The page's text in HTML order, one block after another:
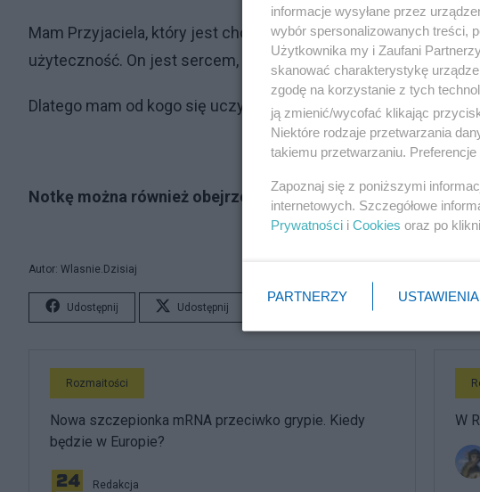
Mam Przyjaciela, który jest chodzącą empatią. Ja jestem
użyteczność. On jest sercem, ja rozumem.
Dlatego mam od kogo się uczyć.
Notkę można również obejrzeć w formie materiału na
Autor: Wlasnie.Dzisiaj
Udostępnij Udostępnij
Rozmaitości
Nowa szczepionka mRNA przeciwko grypie. Kiedy
będzie w Europie?
Redakcja
W
informacje wysyłane przez
wybór spersonalizowanych treści,
Użytkownika my i Zaufani
skanować charakterystykę
zgodę na korzystanie z tych
ją zmienić/wycofać klikając
Niektóre rodzaje przetwarzania
takiemu przetwarzaniu.
Zapoznaj się z poniższymi
internetowych. Szczegółowe
Prywatności i Cookies oraz po
PARTNERZY USTAWIENIA